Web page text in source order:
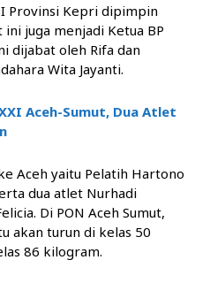
Provinsi Kepri dipimpin
juga menjadi Ketua BP
dijabat oleh Rifa dan
Wita Jayanti.
Aceh-Sumut, Dua Atlet
Aceh yaitu Pelatih Hartono
dua atlet Nurhadi
Di PON Aceh Sumut,
akan turun di kelas 50
86 kilogram.